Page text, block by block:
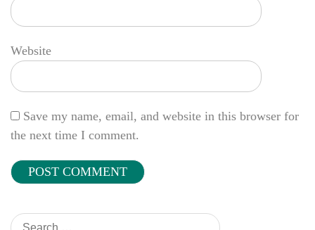
Website
Save my name, email, and website in this browser for
the next time I comment.
Search